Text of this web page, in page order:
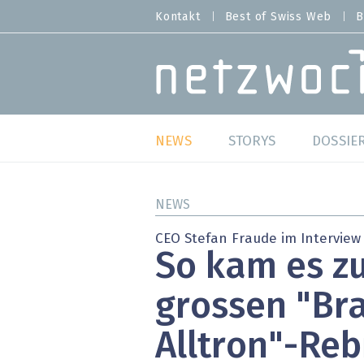
zum
MENU
Kontakt Best of Swiss Web
MAIN NAVIGATION
NEWS
Studien
Meinungen
Hands-on
STORYS
Best
SAP
NEWS
CEO Stefan Fraude im Interview
So kam es
grossen
Alltron"-